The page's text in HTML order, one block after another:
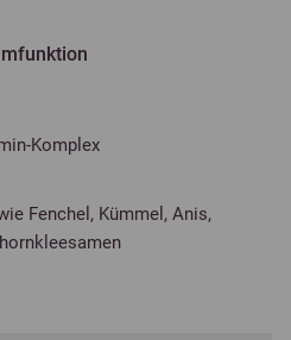
Komplex
Fenchel, Kümmel, Anis,